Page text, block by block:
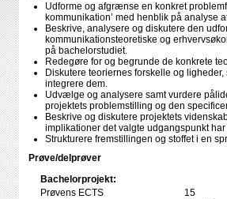
Udforme og afgrænse en konkret
kommunikation’ med henblik på analyse
Beskrive, analysere og diskutere den
kommunikationsteoretiske og
på bachelorstudiet.
Redegøre for og begrunde de konkrete
Diskutere teoriernes forskelle og
integrere dem.
Udvælge og analysere samt vurdere
projektets problemstilling og den
Beskrive og diskutere projektets
implikationer det valgte udgangspunkt
Strukturere fremstillingen og stoffet i en
Prøve/delprøver
Bachelorprojekt:
Prøvens ECTS
15